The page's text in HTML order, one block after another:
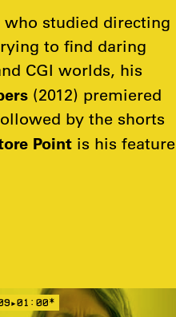
who studied directing
to find daring
CGI worlds, his
(2012) premiered
by the shorts
Point is his feature